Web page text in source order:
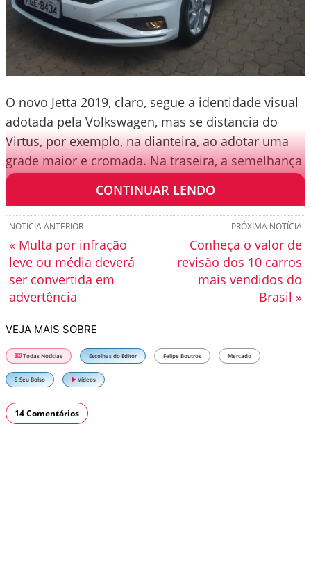
O novo Jetta 2019, claro, segue a identidade visual
adotada pela Volkswagen, mas se distancia do
Virtus, por exemplo, na dianteira, ao adotar uma
grade maior e cromada. Na traseira, a semelhança
é maior.
CONTINUAR LENDO
PRÓXIMA NOTÍCIA
Conheça o valor de
revisão dos 10 carros
mais vendidos do
Brasil »
NOTÍCIA ANTERIOR
« Multa por infração
leve ou média deverá
ser convertida em
advertência
VEJA MAIS SOBRE
Todas Notícias Escolhas do Editor Felipe Boutros Mercado
Seu Bolso Vídeos
14 Comentários